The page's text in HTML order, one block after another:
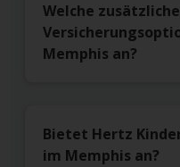
Welche
Memphis an?
Bietet Hertz
im Memphis an?